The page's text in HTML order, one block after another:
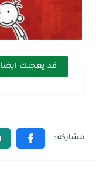
قد يعجبك ايضا